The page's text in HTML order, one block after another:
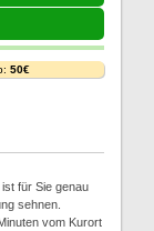
50€
für Sie genau
sehnen.
vom Kurort